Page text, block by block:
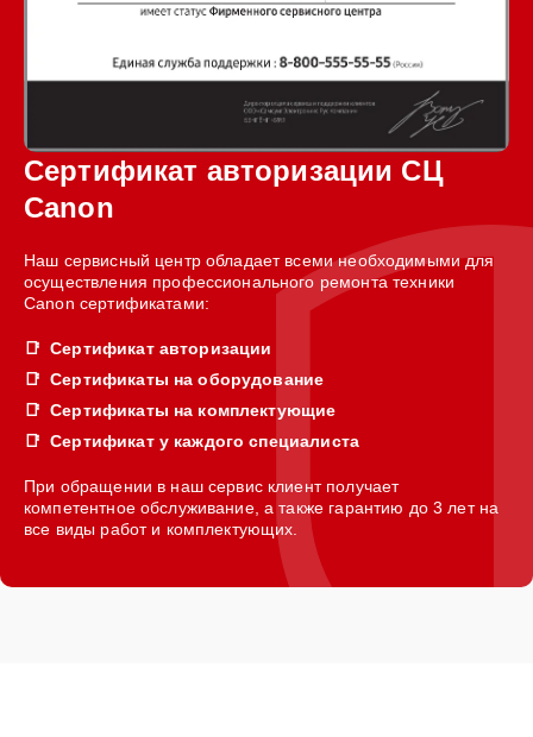
Сертификат авторизации СЦ
Canon
Наш сервисный центр обладает всеми необходимыми для
осуществления профессионального ремонта техники
Canon сертификатами:
Сертификат авторизации
Сертификаты на оборудование
Сертификаты на комплектующие
Сертификат у каждого специалиста
При обращении в наш сервис клиент получает
компетентное обслуживание, а также гарантию до 3 лет на
все виды работ и комплектующих.